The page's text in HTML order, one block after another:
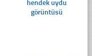
hendek uydu
görüntüsü